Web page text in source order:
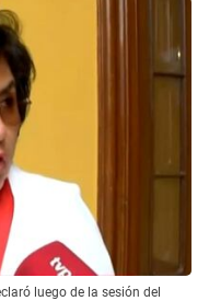
luego de la sesión del